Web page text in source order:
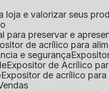
loja e valorizar seus
para preservar e
de acrílico para
e segurança
Expositor de Acrílico
Expositor de acrílico